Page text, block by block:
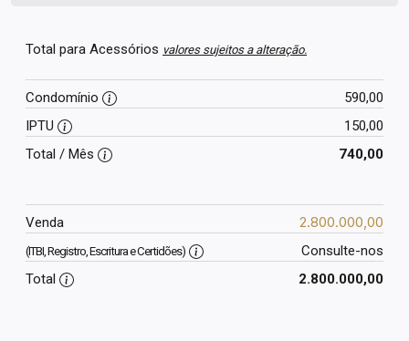
Total para Acessórios valores sujeitos a alteração.
Condomínio
590,00
IPTU
150,00
Total / Mês
740,00
Venda 2.800.000,00
(ITBI, Registro, Escritura e Certidões)
Consulte-nos
Total
2.800.000,00